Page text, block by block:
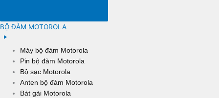
BỘ ĐÀM MOTOROLA
Máy bộ đàm Motorola
Pin bộ đàm Motorola
Bộ sạc Motorola
Anten bộ đàm Motorola
Bát gài Motorola